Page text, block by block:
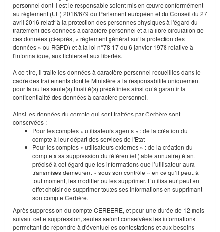
personnel dont il est le responsable soient mis en œuvre conformément
au règlement (UE) 2016/679 du Parlement européen et du Conseil du 27
avril 2016 relatif à la protection des personnes physiques à l'égard du
traitement des données à caractère personnel et à la libre circulation de
ces données (ci-après, « règlement général sur la protection des
données » ou RGPD) et à la loi n°78-17 du 6 janvier 1978 relative à
l'informatique, aux fichiers et aux libertés.
A ce titre, il traite les données à caractère personnel recueillies dans le
cadre des traitements dont le Ministère a la responsabilité uniquement
pour la ou les seule(s) finalité(s) prédéfinies ainsi qu’à garantir la
confidentialité des données à caractère personnel.
Ainsi les données du compte qui sont traitées par Cerbère sont
conservées :
Pour les comptes « utilisateurs agents » : de la création du
compte à leur départ des services de l'Etat
Pour les comptes « utilisateurs externes » : de la création du
compte à sa suppression du référentiel (table annuaire) étant
précisé à cet égard que les informations que l’utilisateur aura
transmises demeurent « sous son contrôle » en ce qu’il peut, à
tout moment, les modifier ou les supprimer. L’utilisateur peut en
effet choisir de supprimer toutes ses informations en supprimant
son compte Cerbère.
Après suppression du compte CERBERE, et pour une durée de 12 mois
suivant cette suppression, seules seront conservées les informations
permettant de répondre à d'éventuelles contestations et aux besoins